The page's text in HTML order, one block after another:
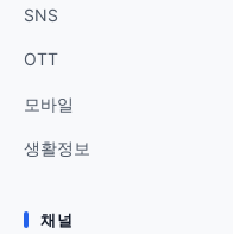
SNS
OTT
모바일
생활정보
채널